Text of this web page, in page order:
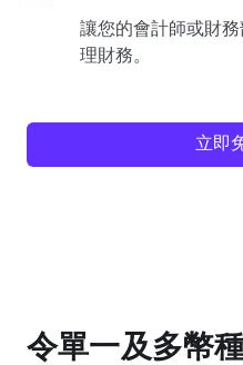
讓您的會計師或財
理財務。
立即
令單一及多幣